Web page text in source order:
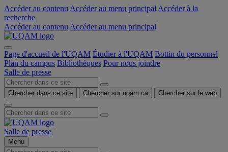
Accéder au contenu Accéder au menu principal Accéder à la
recherche
Accéder au contenu Accéder au menu principal
Page d'accueil de l'UQAM Étudier à l'UQAM Bottin du personnel
Plan du campus Bibliothèques Pour nous joindre
Salle de presse
Chercher dans ce site Chercher sur uqam.ca Chercher sur le web
Salle de presse
Menu